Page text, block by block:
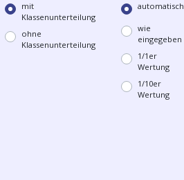
mit
Klassenunterteilung
ohne
Klassenunterteilung
automatisch
wie
eingegeben
1/1er
Wertung
1/10er
Wertung